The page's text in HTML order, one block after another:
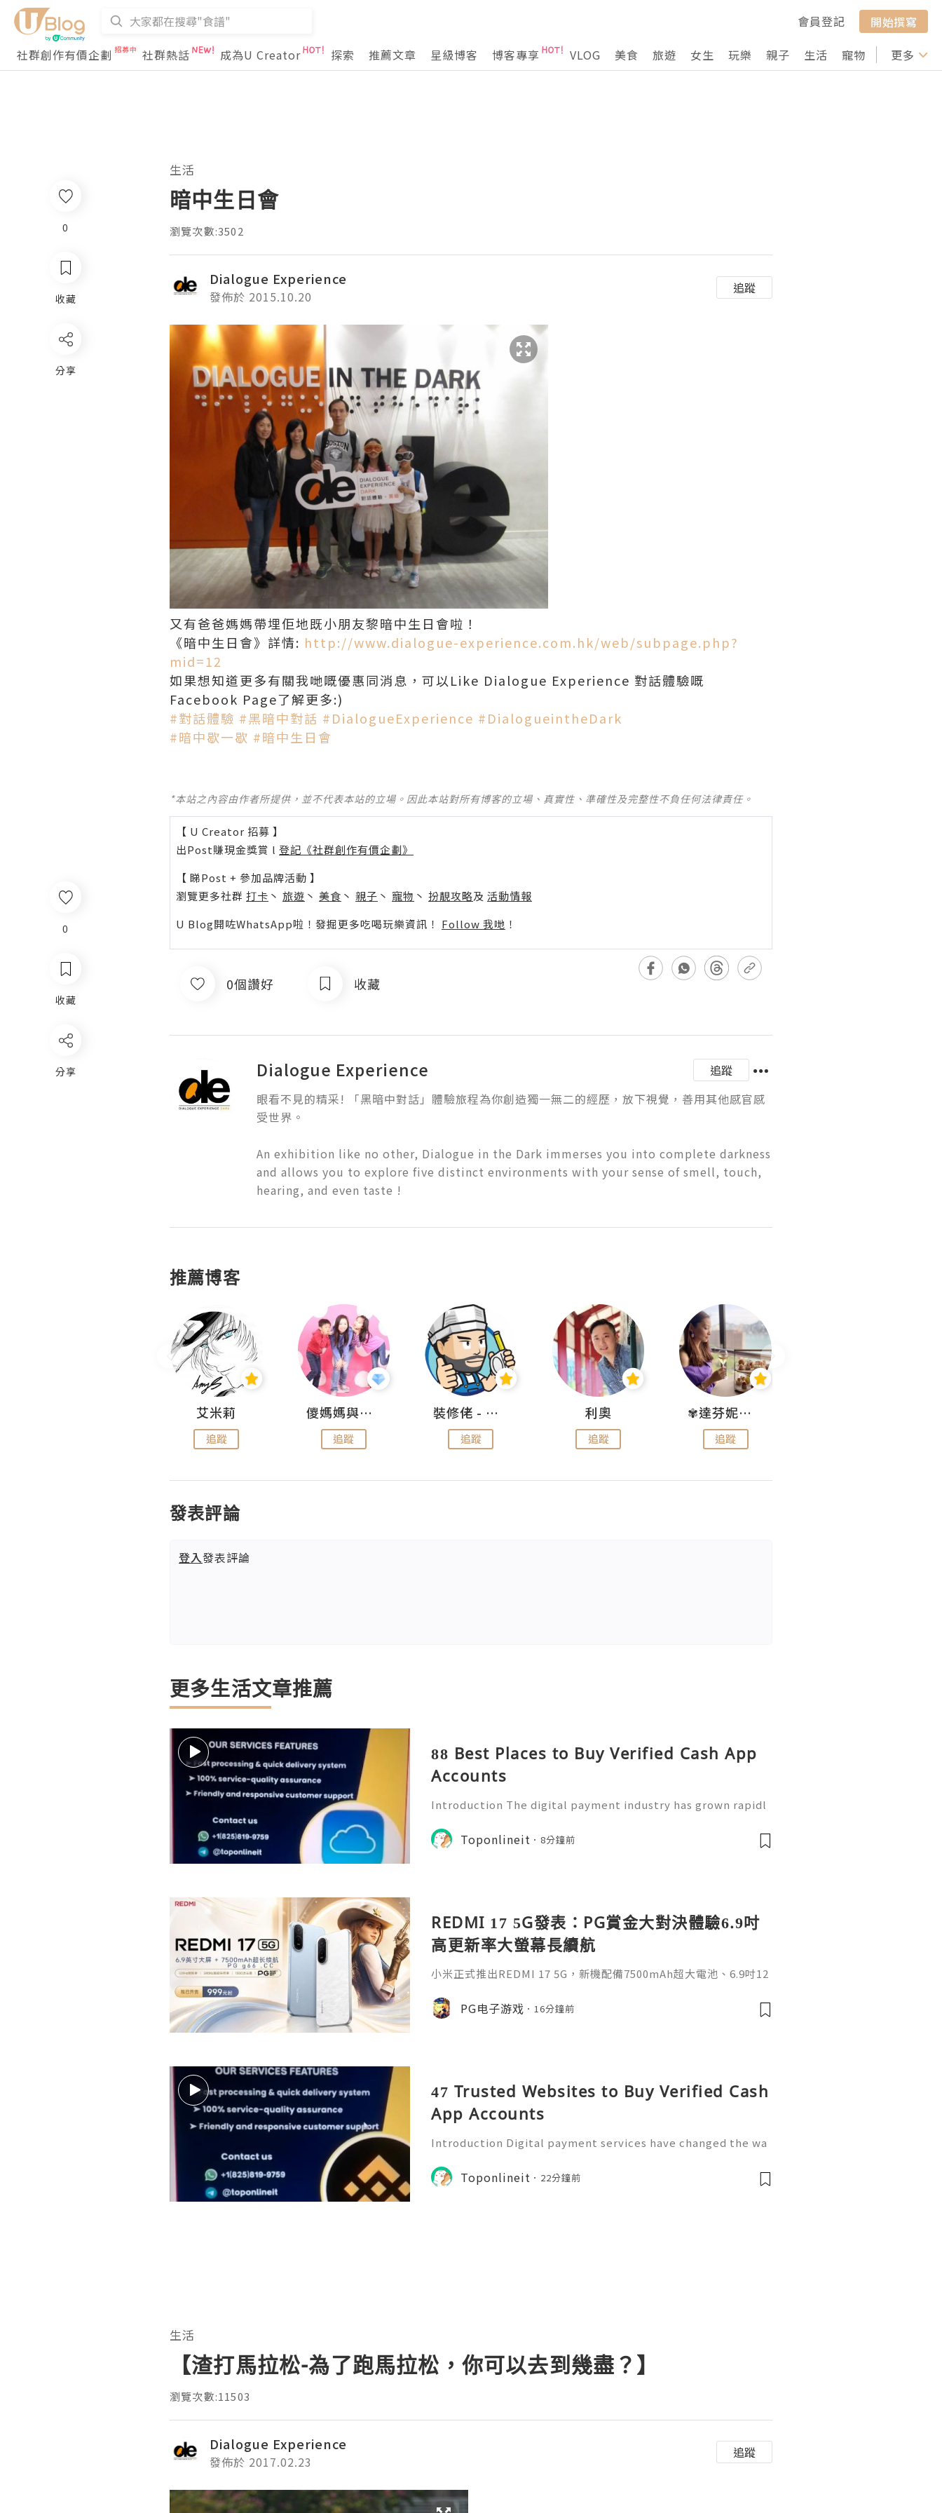
會員登記
開始撰寫
社群創作有價企劃
社群熱話 成為U Creator 探索 推薦文章 星級博客 博客專享 VLOG 美食 旅遊 女生 玩樂 親子 生活 寵物 行山 打卡
更多
0
收藏
分享
生活
暗中生日會
瀏覽次數:3502
Dialogue Experience
發佈於 2015.10.20
追蹤
又有爸爸媽媽帶埋佢地既小朋友黎暗中生日會啦！
《暗中生日會》詳情: http://www.dialogue-experience.com.hk/web/subpage.php?
mid=12
如果想知道更多有關我哋嘅優惠同消息，可以Like Dialogue Experience 對話體驗嘅
Facebook Page了解更多:)
‪#‎對話體驗‬ ‪#‎黑暗中對話‬ ‪#‎DialogueExperience‬ ‪#‎DialogueintheDark‬
‪#‎暗中歇一歇‬ ‪#‎暗中生日會‬
*本站之內容由作者所提供，並不代表本站的立場。因此本站對所有博客的立場、真實性、準確性及完整性不負任何法律責任。
【 U Creator 招募 】
出Post賺現金獎賞 l 登記《社群創作有價企劃》
【 睇Post + 參加品牌活動 】
瀏覽更多社群 打卡 丶 旅遊 丶 美食 丶 親子 丶 寵物 丶 扮靚攻略及 活動情報
U Blog開咗WhatsApp啦！發掘更多吃喝玩樂資訊！ Follow 我哋 ！
0個讚好 收藏
Dialogue Experience
追蹤
眼看不見的精采! 「黑暗中對話」體驗旅程為你創造獨一無二的經歷，放下視覺，善用其他感官感
受世界。
An exhibition like no other, Dialogue in the Dark immerses you into complete darkness
and allows you to explore five distinct environments with your sense of smell, touch,
hearing, and even taste !
推薦博客
艾米莉
追蹤
儍媽媽與兩隻小魔怪之家
追蹤
裝修佬 - 香港一站式網上裝修平台
追蹤
利奧
追蹤
✾達芬妮•愛孩子•愛生活✾
追蹤
發表評論
登入發表評論
更多生活文章推薦
88 Best Places to Buy Verified Cash App
Accounts
Introduction The digital payment industry has grown rapidl
yday life. People now use mobile payment applications for s
ending money, receivin
Toponlineit 8分鐘前
REDMI 17 5G發表：PG賞金大對決體驗6.9吋
高更新率大螢幕長續航
小米正式推出REDMI 17 5G，新機配備7500mAh超大電池、6.9吋12
求。對於喜歡PG手遊的玩家來說，REDMI 17 5G的大螢幕搭配超長
續航力，可帶來更穩定的遊戲體驗，暢玩PG熱門遊戲《賞金大對決》
PG电子游戏 16分鐘前
47 Trusted Websites to Buy Verified Cash
App Accounts
Introduction Digital payment services have changed the wa
obile payment applications for sending money, receiving pa
yments, and handling everyd
Toponlineit 22分鐘前
0
收藏
分享
生活
【渣打馬拉松-為了跑馬拉松，你可以去到幾盡？】
瀏覽次數:11503
Dialogue Experience
發佈於 2017.02.23
追蹤